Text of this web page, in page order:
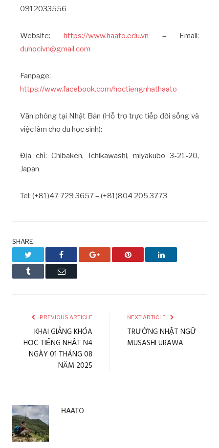
0912033556
Website:https://www.haato.edu.vn – Email:
duhocivn@gmail.com
Fanpage:
https://www.facebook.com/hoctiengnhathaato
Văn phòng tại Nhật Bản (Hỗ trợ trực tiếp đời sống và
việc làm cho du học sinh):
Địa chỉ: Chibaken, Ichikawashi, miyakubo 3-21-20,
Japan
Tel: (+81)47 729 3657 – (+81)804 205 3773
SHARE.
Facebook Google+ Pinterest LinkedIn
Tumblr Email
PREVIOUS ARTICLE
KHAI GIẢNG KHÓA
HỌC TIẾNG NHẬT N4
NGÀY 01 THÁNG 08
NĂM 2025
NEXT ARTICLE
TRƯỜNG NHẬT NGỮ
MUSASHI URAWA
HAATO